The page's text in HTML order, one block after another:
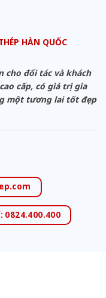
HÀN QUỐC
cho đối tác và khách
cấp, có giá trị gia
một tương lai tốt đẹp